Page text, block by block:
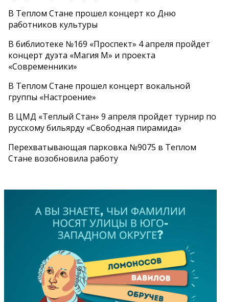
В Теплом Стане прошел концерт ко Дню
работников культуры
В библиотеке №169 «Проспект» 4 апреля пройдет
концерт дуэта «Магия М» и проекта
«Современники»
В Теплом Стане прошел концерт вокальной
группы «Настроение»
В ЦМД «Теплый Стан» 9 апреля пройдет турнир по
русскому бильярду «Свободная пирамида»
Перехватывающая парковка №9075 в Теплом
Стане возобновила работу